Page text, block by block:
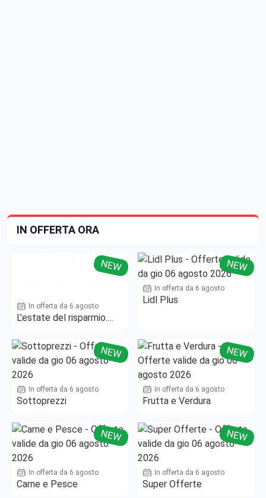
IN OFFERTA ORA
NEW
In offerta da 6 agosto
L'estate del risparmio.
NEW
In offerta da 6 agosto
Lidl Plus
NEW
In offerta da 6 agosto
Sottoprezzi
NEW
In offerta da 6 agosto
Frutta e Verdura
NEW
In offerta da 6 agosto
Carne e Pesce
NEW
In offerta da 6 agosto
Super Offerte